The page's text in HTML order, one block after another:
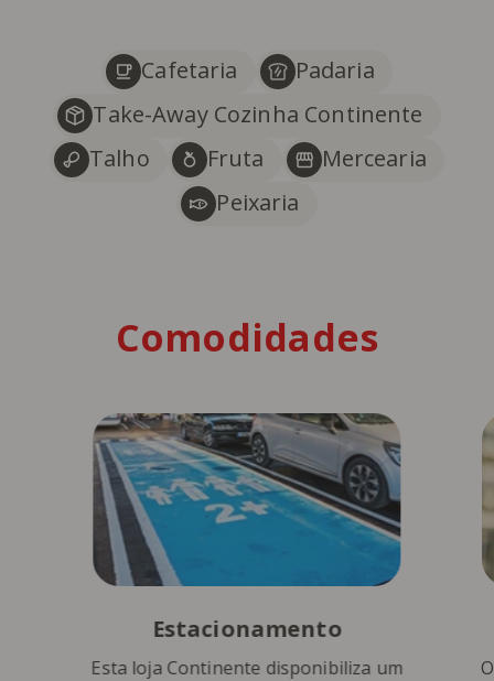
Cafetaria
Padaria
Take-Away Cozinha Continente
Talho
Fruta
Mercearia
Peixaria
Comodidades
Estacionamento
Esta loja Continente disponibiliza um